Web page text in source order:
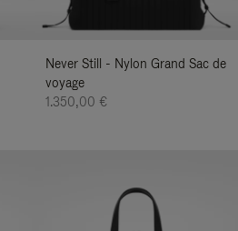
Never Still - Nylon Grand Sac de
voyage
1.350,00 €